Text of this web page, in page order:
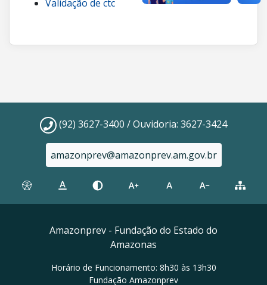
Validação de ctc
(92) 3627-3400 / Ouvidoria: 3627-3424
amazonprev@amazonprev.am.gov.br
Amazonprev - Fundação do Estado do
Amazonas
Horário de Funcionamento: 8h30 às 13h30
Fundação Amazonprev